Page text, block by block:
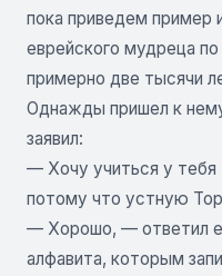
пока приведем пример
еврейского мудреца
примерно две тысячи
Однажды пришел к
заявил:
— Хочу учиться у тебя
потому что устную
— Хорошо, — ответил
алфавита, которым